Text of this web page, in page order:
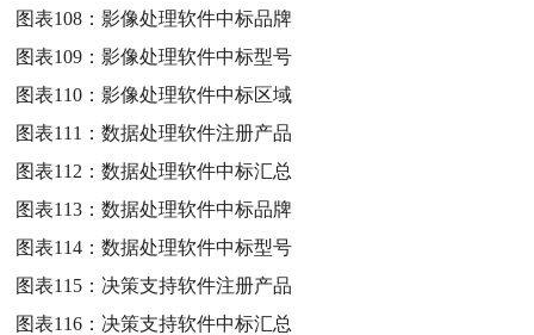
图表108：影像处理软件中标品牌
图表109：影像处理软件中标型号
图表110：影像处理软件中标区域
图表111：数据处理软件注册产品
图表112：数据处理软件中标汇总
图表113：数据处理软件中标品牌
图表114：数据处理软件中标型号
图表115： 决策支持软件注册产品
图表116： 决策支持软件中标汇总